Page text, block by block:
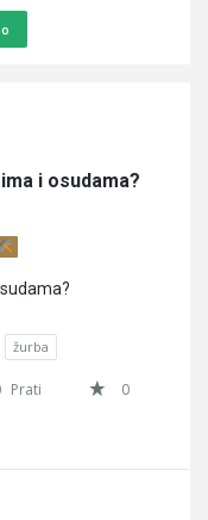
i osudama?
žurba
Prati
0